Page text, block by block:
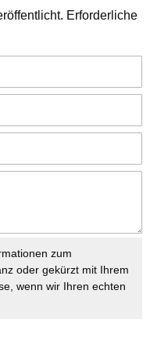
Erforderliche
zum
oder gekürzt mit Ihrem
wenn wir Ihren echten